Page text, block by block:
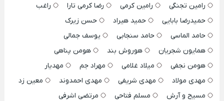
رامین تجنگی
رامین کرمی رضا کرمی تارا
راغب
حمیدرضا بابایی
حمید هیراد
حسن زیرک
حامد الماسی
حامد سنجابی
یوسف جمالی
همایون شجریان
هوروش بند
هومن پناهی
هومن نجفی
میلاد غلامی مهراد جم
مهدیار
مهدی مولاد
مهدی شریفی مهدی احمدوند
معین زد
مسیح و آرش
مسلم فتاحی
مرتضی اشرفی